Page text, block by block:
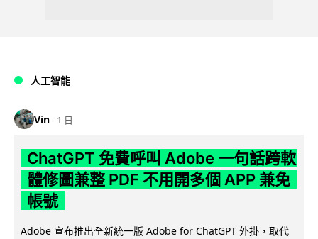
人工智能
Vin 1 日
ChatGPT 免費呼叫 Adobe 一句話跨軟
體修圖兼整 PDF 不用開多個 APP 兼免
帳號
Adobe 宣布推出全新統一版 Adobe for ChatGPT 外掛，取代